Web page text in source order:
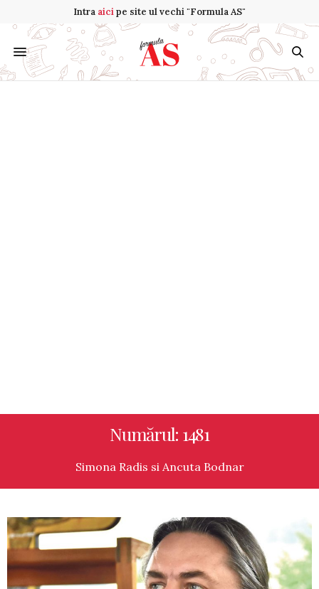
Intra aicipe site ul vechi "Formula AS"
Numărul: 1481
Simona Radis si Ancuta Bodnar